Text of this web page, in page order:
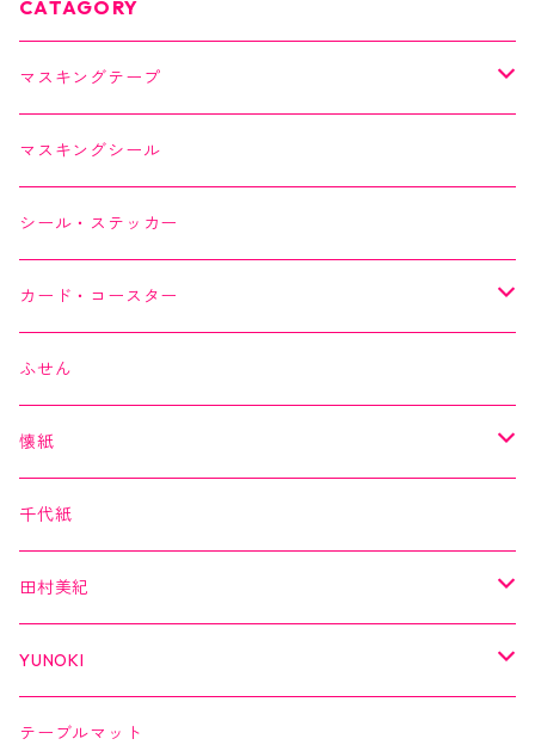
CATAGORY
マスキングテープ
SAIEN
オリジナルシリーズ
作家シリーズ
２巻セット
YUNOKI
Kimono美
美MONDE
デコレーションテープ（クリアテープ）
田村美紀
クリアテープ
切子
螺鈿
日本の伝統美
マスキングシール
シール・ステッカー
カード・コースター
スイーツカード
YUNOKI
田村美紀
ふせん
懐紙
Kimono美
美MONDE
乙女懐紙
Kaishi de saison
千代紙
田村美紀
よもやまペーパー
マスキングテープ
YUNOKI
マスキングテープ
テーブルマット